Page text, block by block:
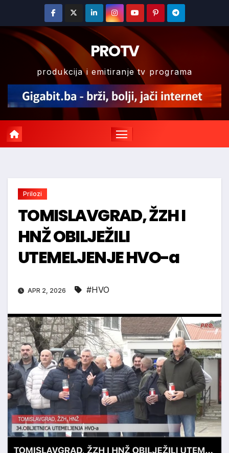
content
PROTV
produkcija i emitiranje tv programa
Prilozi
TOMISLAVGRAD, ŽZH I
HNŽ OBILJEŽILI
UTEMELJENJE HVO-a
APR 2, 2026 #HVO